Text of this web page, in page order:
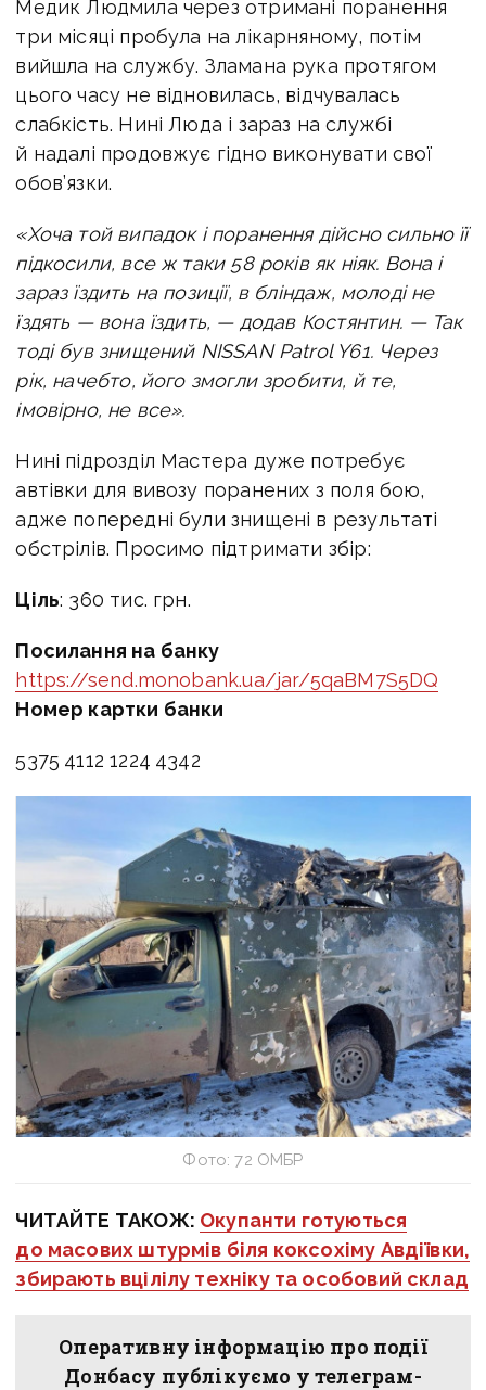
Медик Людмила через отримані поранення
три місяці пробула на лікарняному, потім
вийшла на службу. Зламана рука протягом
цього часу не відновилась, відчувалась
слабкість. Нині Люда і зараз на службі
й надалі продовжує гідно виконувати свої
обов’язки.
«Хоча той випадок і поранення дійсно сильно її
підкосили, все ж таки 58 років як ніяк. Вона і
зараз їздить на позиції, в бліндаж, молоді не
їздять — вона їздить, — додав Костянтин. — Так
тоді був знищений NISSAN Patrol Y61. Через
рік, начебто, його змогли зробити, й те,
імовірно, не все».
Нині підрозділ Мастера дуже потребує
автівки для вивозу поранених з поля бою,
адже попередні були знищені в результаті
обстрілів. Просимо підтримати збір:
Ціль: 360 тис. грн.
Посилання на банку
https://send.monobank.ua/jar/5qaBM7S5DQ
Номер картки банки
5375 4112 1224 4342
Фото: 72 ОМБР
ЧИТАЙТЕ ТАКОЖ: Окупанти готуються
до масових штурмів біля коксохіму Авдіївки,
збирають вцілілу техніку та особовий склад
Оперативну інформацію про події
Донбасу публікуємо у телеграм-